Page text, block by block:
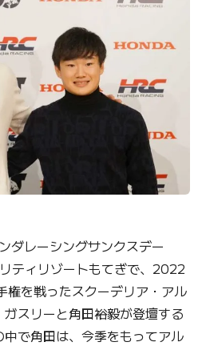
ダレーシングサンクスデー
ティリゾートもてぎで、2022
権を戦ったスクーデリア・アル
スリーと角田裕毅が登壇する
で角田は、今季をもってアル